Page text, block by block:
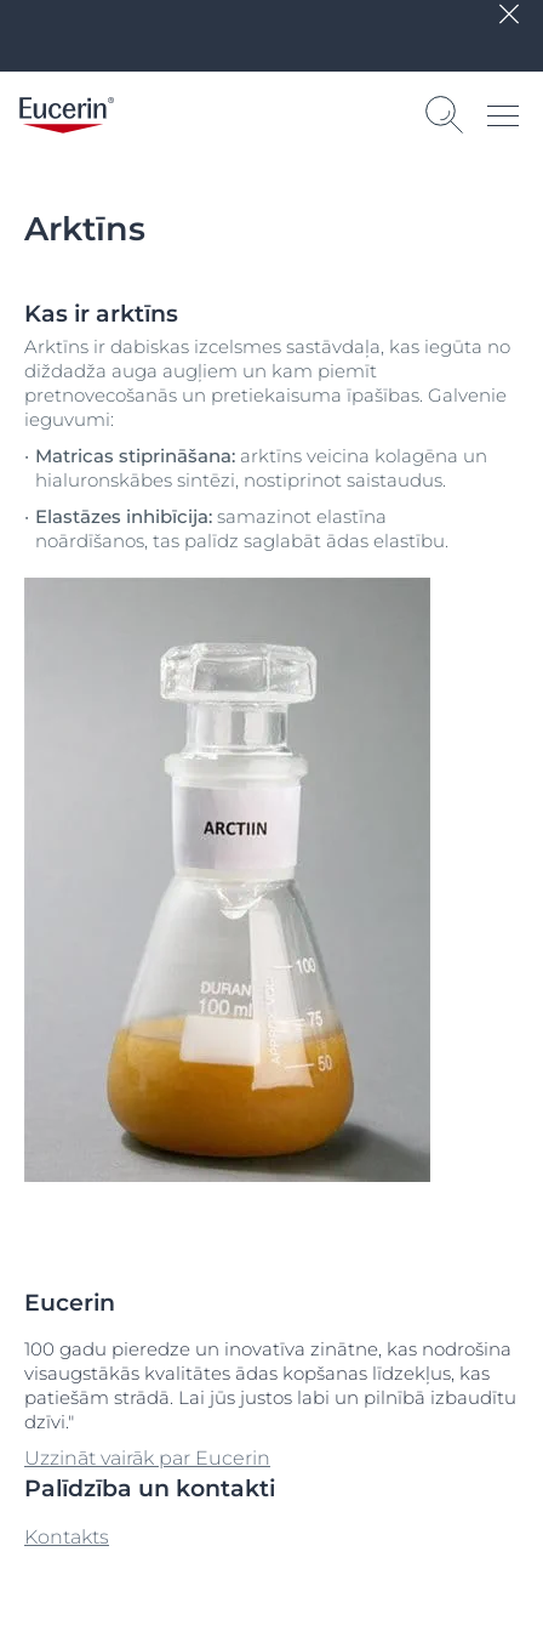
Arktīns
Kas ir arktīns
Arktīns ir dabiskas izcelsmes sastāvdaļa, kas iegūta no
diždadža auga augļiem un kam piemīt
pretnovecošanās un pretiekaisuma īpašības. Galvenie
ieguvumi:
Matricas stiprināšana: arktīns veicina kolagēna un
hialuronskābes sintēzi, nostiprinot saistaudus.
Elastāzes inhibīcija: samazinot elastīna
noārdīšanos, tas palīdz saglabāt ādas elastību.
Eucerin
100 gadu pieredze un inovatīva zinātne, kas nodrošina
visaugstākās kvalitātes ādas kopšanas līdzekļus, kas
patiešām strādā. Lai jūs justos labi un pilnībā izbaudītu
dzīvi."
Uzzināt vairāk par Eucerin
Palīdzība un kontakti
Kontakts